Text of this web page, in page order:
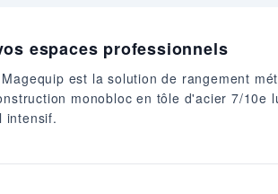
espaces professionnels
est la solution de rangement
monobloc en tôle d'acier 7/10e
intensif.